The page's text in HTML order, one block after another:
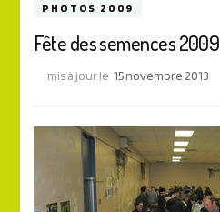
PHOTOS 2009
Fête des semences 2009
mis à jour le 15 novembre 2013